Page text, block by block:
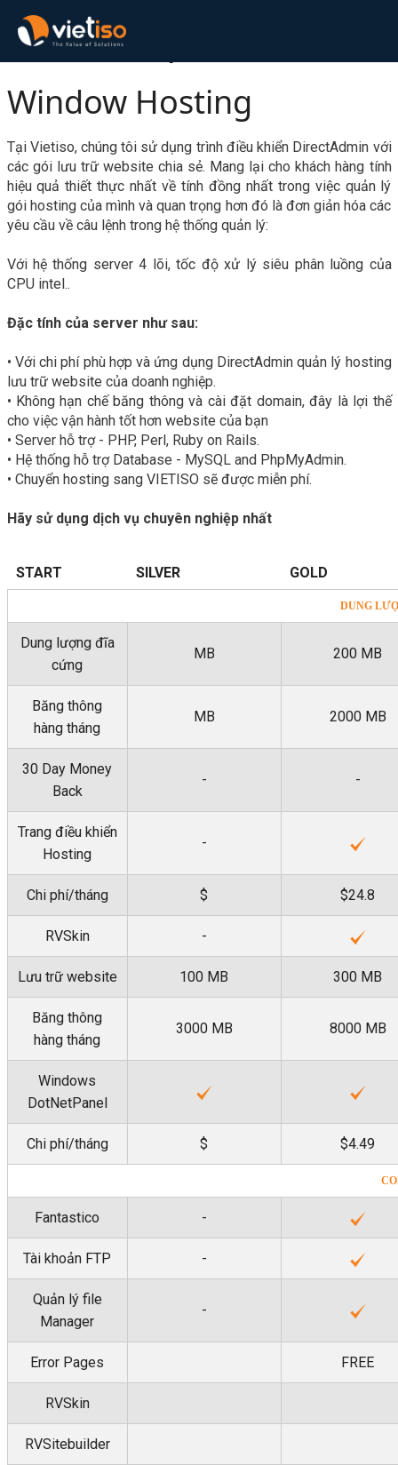
Web hosting »
Window Hosting
Tại Vietiso, chúng tôi sử dụng trình điều khiển DirectAdmin với
các gói lưu trữ website chia sẻ. Mang lại cho khách hàng tính
hiệu quả thiết thực nhất về tính đồng nhất trong việc quản lý
gói hosting của mình và quan trọng hơn đó là đơn giản hóa các
yêu cầu về câu lệnh trong hệ thống quản lý:
Với hệ thống server 4 lõi, tốc độ xử lý siêu phân luồng của
CPU intel..
Đặc tính của server như sau:
• Với chi phí phù hợp và ứng dụng DirectAdmin quản lý hosting
lưu trữ website của doanh nghiệp.
• Không hạn chế băng thông và cài đặt domain, đây là lợi thế
cho việc vận hành tốt hơn website của bạn
• Server hỗ trợ - PHP, Perl, Ruby on Rails.
• Hệ thống hỗ trợ Database - MySQL and PhpMyAdmin.
• Chuyển hosting sang VIETISO sẽ được miễn phí.
Hãy sử dụng dịch vụ chuyên nghiệp nhất
START SILVER GOLD
DUNG
Dung lượng đĩa
cứng
MB 200 MB
Băng thông
hàng tháng
MB 2000 MB
30 Day Money
Back
- -
Trang điều khiển
Hosting
-
Chi phí/tháng $ $24.8
RVSkin -
Lưu trữ website 100 MB 300 MB
Băng thông
hàng tháng
3000 MB 8000 MB
Windows
DotNetPanel
Chi phí/tháng $ $4.49
Fantastico -
Tài khoản FTP -
Quản lý file
Manager
-
Error Pages FREE
RVSkin
RVSitebuilder